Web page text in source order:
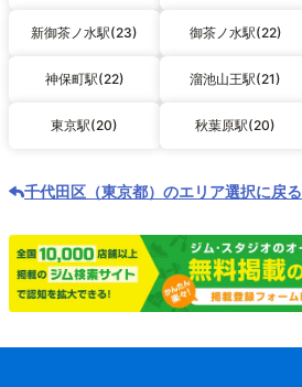
新御茶ノ水駅(23) 御茶ノ水駅(22)
神保町駅(22) 溜池山王駅(21)
東京駅(20) 秋葉原駅(20)
千代田区（東京都）のエリア選択に戻る